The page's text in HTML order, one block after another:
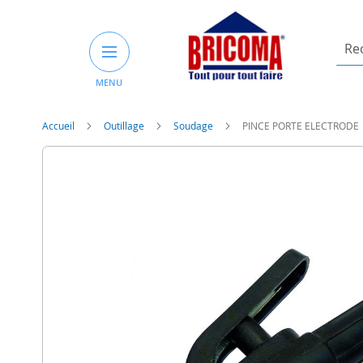
MENU
une
Accueil Outillage Soudage PINCE PORTE ELECTRODE
Skip